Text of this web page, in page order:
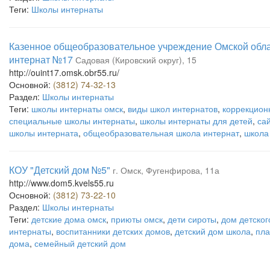
Теги: Школы интернаты
Казенное общеобразовательное учреждение Омской
интернат №17 Садовая (Кировский округ), 15
http://ouint17.omsk.obr55.ru/
Основной: (3812) 74-32-13
Раздел: Школы интернаты
Теги: школы интернаты омск, виды школ интернатов,
специальные школы интернаты, школы интернаты для детей,
школы интерната, общеобразовательная школа интернат,
КОУ "Детский дом №5" г. Омск, Фугенфирова, 11а
http://www.dom5.kvels55.ru
Основной: (3812) 73-22-10
Раздел: Школы интернаты
Теги: детские дома омск, приюты омск, дети сироты, дом
интернаты, воспитанники детских домов, детский дом школа,
дома, семейный детский дом